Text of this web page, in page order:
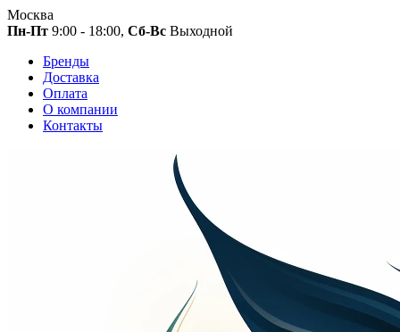
Москва
Пн-Пт 9:00 - 18:00, Сб-Вс Выходной
Бренды
Доставка
Оплата
О компании
Контакты